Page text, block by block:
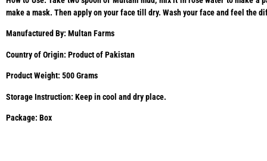
make a mask. Then apply on your face till dry. Wash your face and feel the
Manufactured By: Multan Farms
Country of Origin: Product of Pakistan
Product Weight: 500 Grams
Storage Instruction: Keep in cool and dry place.
Package: Box